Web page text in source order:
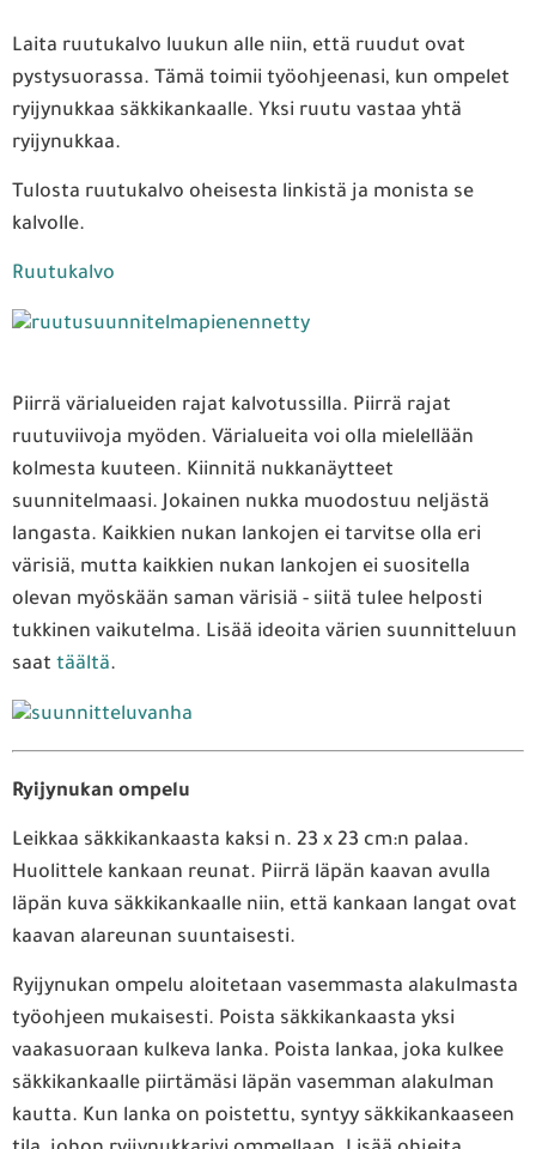
Laita ruutukalvo luukun alle niin, että ruudut ovat
pystysuorassa. Tämä toimii työohjeenasi, kun ompelet
ryijynukkaa säkkikankaalle. Yksi ruutu vastaa yhtä
ryijynukkaa.
Tulosta ruutukalvo oheisesta linkistä ja monista se
kalvolle.
Ruutukalvo
Piirrä värialueiden rajat kalvotussilla. Piirrä rajat
ruutuviivoja myöden. Värialueita voi olla mielellään
kolmesta kuuteen. Kiinnitä nukkanäytteet
suunnitelmaasi. Jokainen nukka muodostuu neljästä
langasta. Kaikkien nukan lankojen ei tarvitse olla eri
värisiä, mutta kaikkien nukan lankojen ei suositella
olevan myöskään saman värisiä - siitä tulee helposti
tukkinen vaikutelma. Lisää ideoita värien suunnitteluun
saat täältä.
Ryijynukan ompelu
Leikkaa säkkikankaasta kaksi n. 23 x 23 cm:n palaa.
Huolittele kankaan reunat. Piirrä läpän kaavan avulla
läpän kuva säkkikankaalle niin, että kankaan langat ovat
kaavan alareunan suuntaisesti.
Ryijynukan ompelu aloitetaan vasemmasta alakulmasta
työohjeen mukaisesti. Poista säkkikankaasta yksi
vaakasuoraan kulkeva lanka. Poista lankaa, joka kulkee
säkkikankaalle piirtämäsi läpän vasemman alakulman
kautta. Kun lanka on poistettu, syntyy säkkikankaaseen